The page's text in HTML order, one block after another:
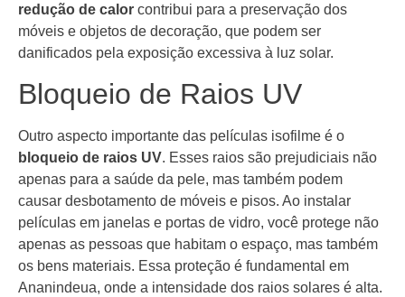
redução de calor contribui para a preservação dos
móveis e objetos de decoração, que podem ser
danificados pela exposição excessiva à luz solar.
Bloqueio de Raios UV
Outro aspecto importante das películas isofilme é o
bloqueio de raios UV. Esses raios são prejudiciais não
apenas para a saúde da pele, mas também podem
causar desbotamento de móveis e pisos. Ao instalar
películas em janelas e portas de vidro, você protege não
apenas as pessoas que habitam o espaço, mas também
os bens materiais. Essa proteção é fundamental em
Ananindeua, onde a intensidade dos raios solares é alta.